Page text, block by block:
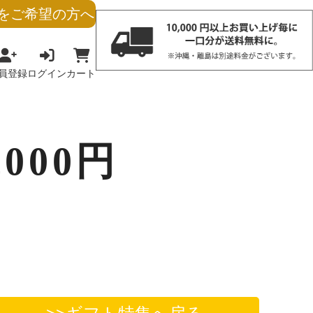
ご希望の方へ
登録ログインカート
円